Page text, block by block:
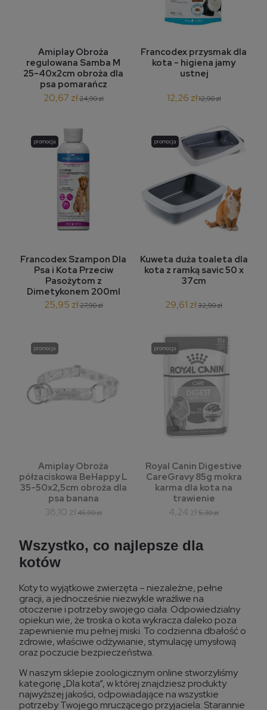
Amiplay Obroża
regulowana Samba M
25-40x2cm obroża dla
psa pomarańcz
20,67 zł24,90 zł
Francodex przysmak dla
kota - higiena jamy
ustnej
12,26 zł12,90 zł
Francodex Szampon Dla
Psa i Kota Przeciw
Pasożytom z
Dimetykonem 200ml
25,95 zł27,90 zł
promocja
Kuweta duża toaleta dla
kota z ramką savic 50 x
37cm
29,61 zł32,90 zł
promocja
Amiplay Obroża
półzaciskowa BeHappy L
35-50x2,5cm obroża dla
psa banana
38,10 zł 45,90 zł
promocja
Royal Canin Digestive
CareGravy 85g mokra
karma dla kota na
trawienie
4,24 zł 5,30 zł
promocja
Wszystko, co najlepsze dla
kotów
Koty to wyjątkowe zwierzęta – niezależne, pełne
gracji, a jednocześnie niezwykle wrażliwe na
otoczenie i potrzeby swojego ciała. Odpowiedzialny
opiekun wie, że troska o kota wykracza daleko poza
zapewnienie mu pełnej miski. To codzienna dbałość o
zdrowie, właściwe odżywianie, stymulację umysłową
oraz poczucie bezpieczeństwa.
W naszym sklepie zoologicznym online stworzyliśmy
kategorię „Dla kota”, w której znajdziesz produkty
najwyższej jakości, odpowiadające na wszystkie
potrzeby Twojego mruczącego przyjaciela. Starannie